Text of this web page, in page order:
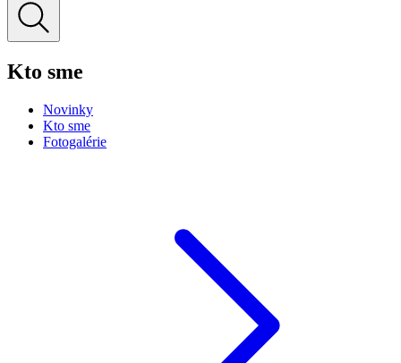
Kto sme
Novinky
Kto sme
Fotogalérie